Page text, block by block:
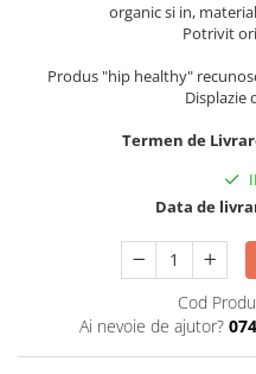
organic si in,
Potrivit
Produs "hip healthy"
Displazie
Termen de
Data de
Cod
Ai nevoie de ajutor?